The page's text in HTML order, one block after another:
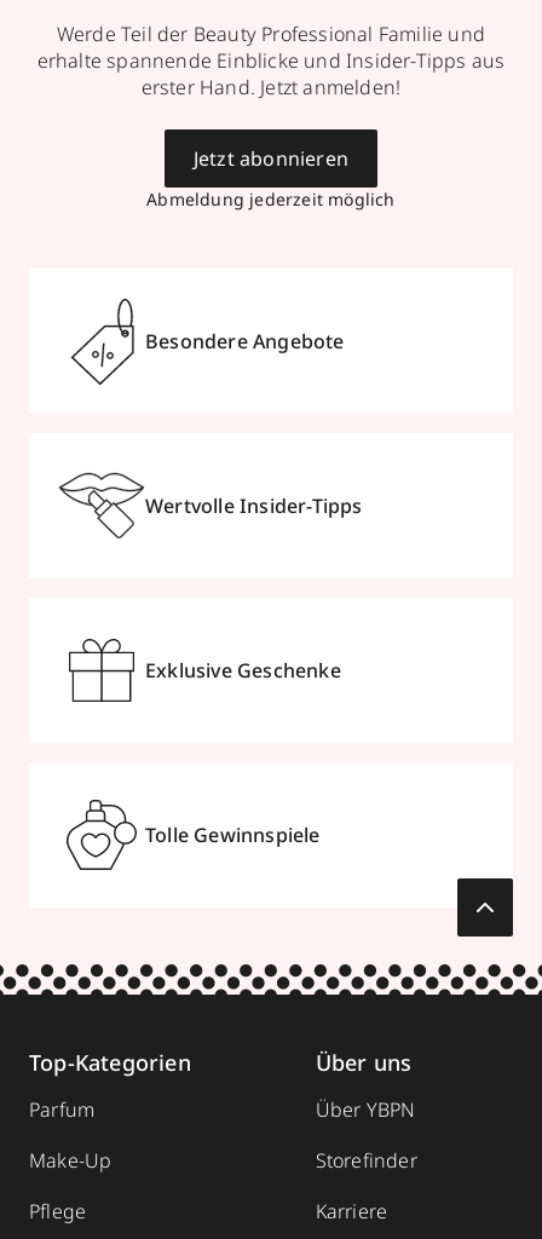
Werde Teil der Beauty Professional Familie und
erhalte spannende Einblicke und Insider-Tipps aus
erster Hand. Jetzt anmelden!
Abmeldung jederzeit möglich
Jetzt abonnieren
Besondere Angebote
Wertvolle Insider-Tipps
Exklusive Geschenke
Tolle Gewinnspiele
Top-Kategorien
Parfum
Make-Up
Pflege
Über uns
Über YBPN
Storefinder
Karriere